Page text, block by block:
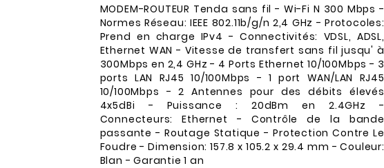
MODEM-ROUTEUR Tenda sans fil - Wi-Fi N 300 Mbps -
Normes Réseau: IEEE 802.11b/g/n 2,4 GHz - Protocoles:
Prend en charge IPv4 - Connectivités: VDSL, ADSL,
Ethernet WAN - Vitesse de transfert sans fil jusqu' à
300Mbps en 2,4 GHz - 4 Ports Ethernet 10/100Mbps - 3
ports LAN RJ45 10/100Mbps - 1 port WAN/LAN RJ45
10/100Mbps - 2 Antennes pour des débits élevés
4x5dBi - Puissance : 20dBm en 2.4GHz -
Connecteurs: Ethernet - Contrôle de la bande
passante - Routage Statique - Protection Contre Le
Foudre - Dimension: 157.8 x 105.2 x 29.4 mm - Couleur:
Blan - Garantie 1 an